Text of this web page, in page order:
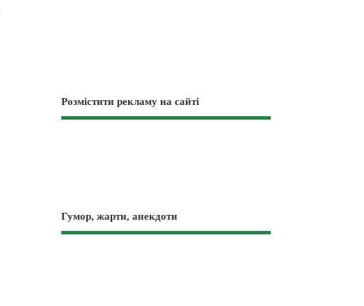
Розмістити рекламу на сайті
Гумор, жарти, анекдоти